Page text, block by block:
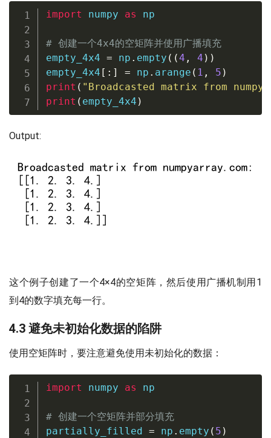
import numpy as np
# 创建一个4x4的空矩阵并使用广播填充
empty_4x4 = np . empty ( (4 , 4 ) )
empty_4x4 [ : ] = np . arange ( 1 , 5 )
print ( "Broadcasted matrix from
print ( empty_4x4 )
Output:
这个例子创建了一个4×4的空矩阵，然后使用广播机制用1
到4的数字填充每一行。
4.3 避免未初始化数据的陷阱
使用空矩阵时，要注意避免使用未初始化的数据：
import numpy as np
# 创建一个空矩阵并部分填充
partially_filled = np . empty ( 5 )